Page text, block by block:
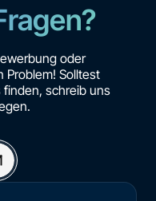
oder
Problem! Solltest
finden, schreib uns